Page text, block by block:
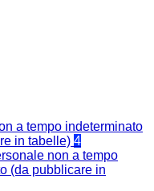
a tempo indeterminato
in tabelle) 4
non a tempo
(da pubblicare in